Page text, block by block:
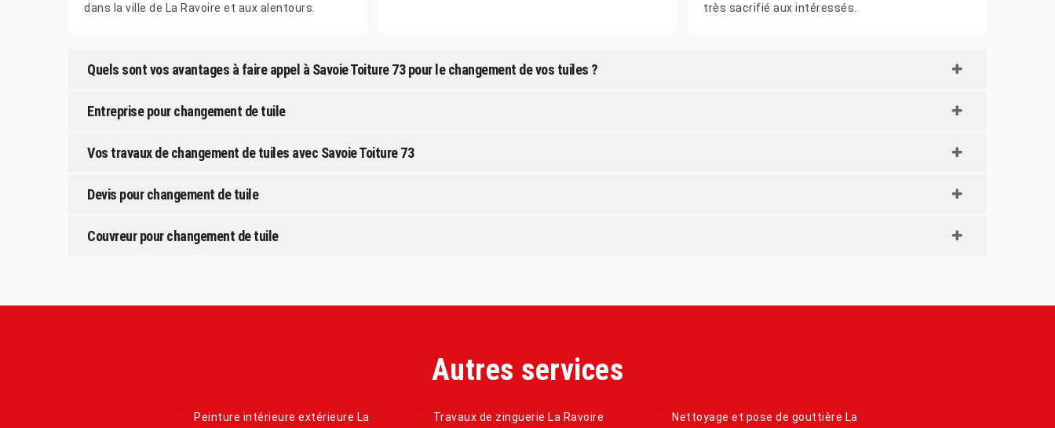
dans la ville de La Ravoire et aux alentours.
très sacrifié aux intéressés.
Quels sont vos avantages à faire appel à Savoie Toiture 73 pour le changement de vos tuiles ?
Entreprise pour changement de tuile
Vos travaux de changement de tuiles avec Savoie Toiture 73
Devis pour changement de tuile
Couvreur pour changement de tuile
Autres services
Peinture intérieure extérieure La
Travaux de zinguerie La Ravoire
Nettoyage et pose de gouttière La